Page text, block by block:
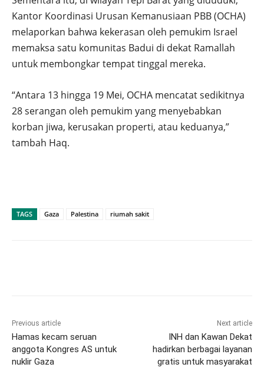
Kantor Koordinasi Urusan Kemanusiaan PBB (OCHA)
melaporkan bahwa kekerasan oleh pemukim Israel
memaksa satu komunitas Badui di dekat Ramallah
untuk membongkar tempat tinggal mereka.
“Antara 13 hingga 19 Mei, OCHA mencatat sedikitnya
28 serangan oleh pemukim yang menyebabkan
korban jiwa, kerusakan properti, atau keduanya,”
tambah Haq.
TAGS Gaza Palestina riumah sakit
Previous article
Hamas kecam seruan
anggota Kongres AS untuk
nuklir Gaza
Next article
INH dan Kawan Dekat
hadirkan berbagai layanan
gratis untuk masyarakat